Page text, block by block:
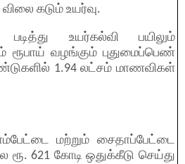
கடும் உயர்வு.
படித்து உயர்கல்வி பயிலும்
ரூபாய் வழங்கும் புதுமைப்பெண்
1.94 லட்சம் மாணவிகள்
மற்றும் சைதாப்பேட்டை
621 கோடி ஒதுக்கீடு செய்து